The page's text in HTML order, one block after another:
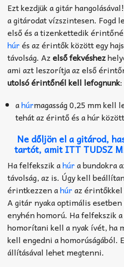
Ezt kezdjük a gitár
a gitárodat vízszintesen. Fogd
első és a tizenkettedik
húrés az érintők között egy
távolság. Azelső fekvéshez
ami azt leszorítja az első
utolsó érintőnélkell lefognunk:
ahúrmagasság 0,25 mm kell
tehát az érintő és a húr
Ne dőljön el a gitárod,
tartót, amit ITT TUDSZ
Ha felfekszik ahúra bundokra
távolság, az is. Úgy kell
érintkezzen ahúraz
A gitár nyaka optimális
enyhén homorú. Ha felfekszik a
homorítani kell a nyak ívét, ha
kell engedni a homorúságából.
állításával lehet megtenni.